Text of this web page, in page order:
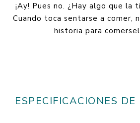
¡Ay! Pues no. ¿Hay algo que la
Cuando toca sentarse a comer,
historia para
ESPECIFICACIONES DE